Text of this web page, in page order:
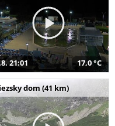
21:01 17,0 °C
dom (41 km)